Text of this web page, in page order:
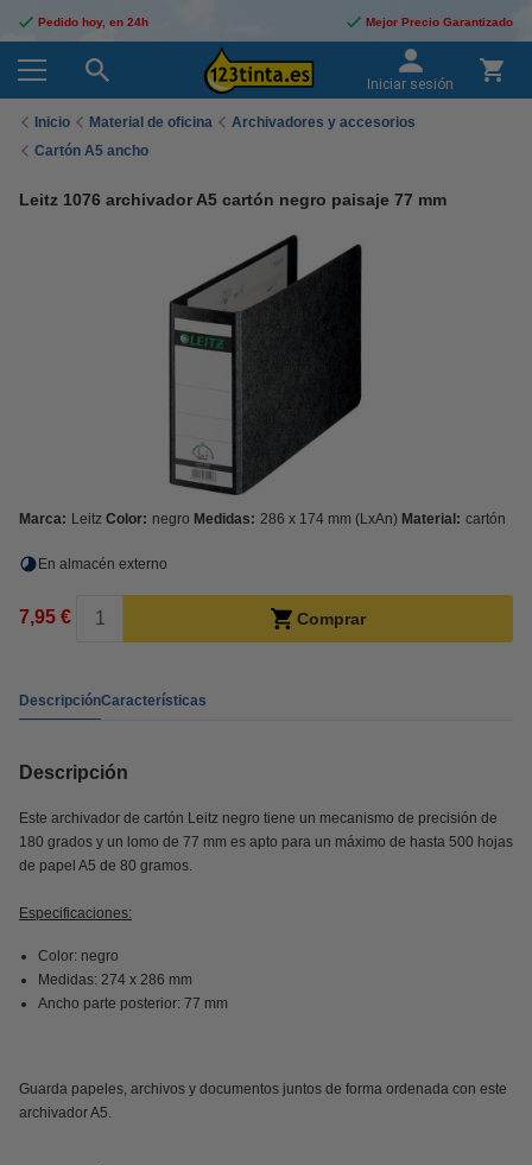
Pedido hoy, en 24h Mejor Precio Garantizado
Iniciar sesión
Inicio Material de oficina
Archivadores y accesorios
Cartón A5 ancho
Leitz 1076 archivador A5 cartón negro paisaje 77 mm
Marca: Leitz Color: negro Medidas: 286 x 174 mm (LxAn) Material: cartón
En almacén externo
7,95 € Comprar
DescripciónCaracterísticas
Descripción
Este archivador de cartón Leitz negro tiene un mecanismo de precisión de
180 grados y un lomo de 77 mm es apto para un máximo de hasta 500 hojas
de papel A5 de 80 gramos.
Especificaciones:
Color: negro
Medidas: 274 x 286 mm
Ancho parte posterior: 77 mm
Guarda papeles, archivos y documentos juntos de forma ordenada con este
archivador A5.